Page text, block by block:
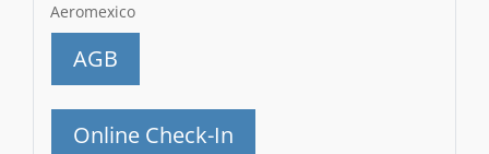
Aeromexico
AGB
Online Check-In